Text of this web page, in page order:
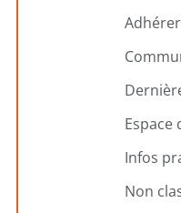
Adhérer
Espace
Infos
Non